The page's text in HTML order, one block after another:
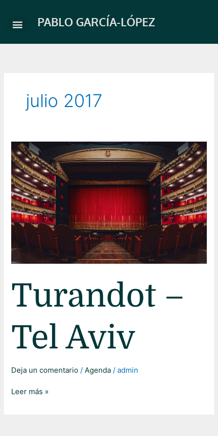
contenido
PABLO GARCÍA-LÓPEZ
julio 2017
Turandot –
Tel Aviv
Deja un comentario /Agenda /admin
Turandot
–
Tel
Aviv
Leer más »